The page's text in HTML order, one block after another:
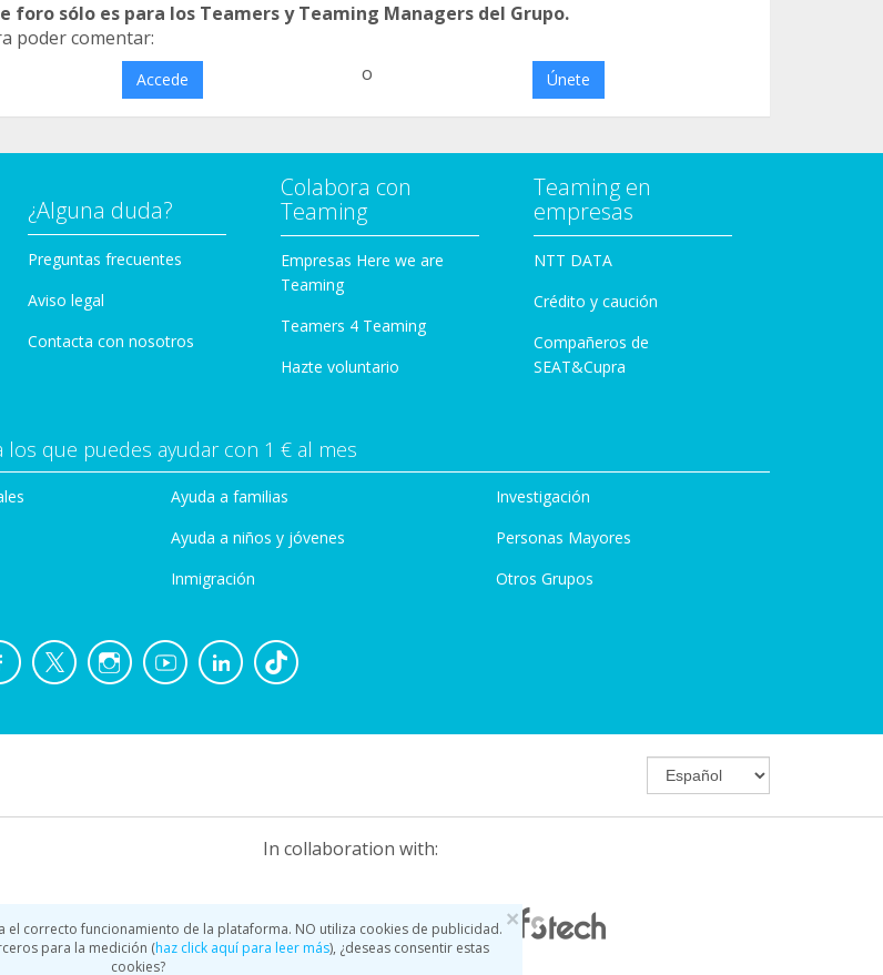
×
el correcto funcionamiento de la plataforma. NO utiliza cookies de publicidad.
para la medición (haz click aquí para leer más), ¿deseas consentir estas
cookies?
foro sólo es para los Teamers y Teaming Managers del Grupo.
poder comentar:
Accede o Únete
¿Alguna duda?
Preguntas frecuentes
Aviso legal
Contacta con nosotros
Colabora con
Teaming
Empresas Here we are
Teaming
Teamers 4 Teaming
Hazte voluntario
Teaming en
empresas
NTT DATA
Crédito y caución
Compañeros de
SEAT&Cupra
los que puedes ayudar con 1 € al mes
Ayuda a familias
Ayuda a niños y jóvenes
Inmigración
Investigación
Personas Mayores
Otros Grupos
In collaboration with: